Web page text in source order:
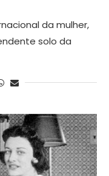
da mulher,
solo da